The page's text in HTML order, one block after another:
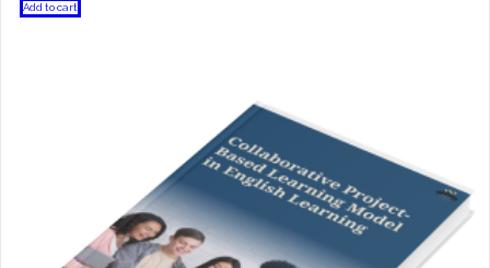
Add to cart